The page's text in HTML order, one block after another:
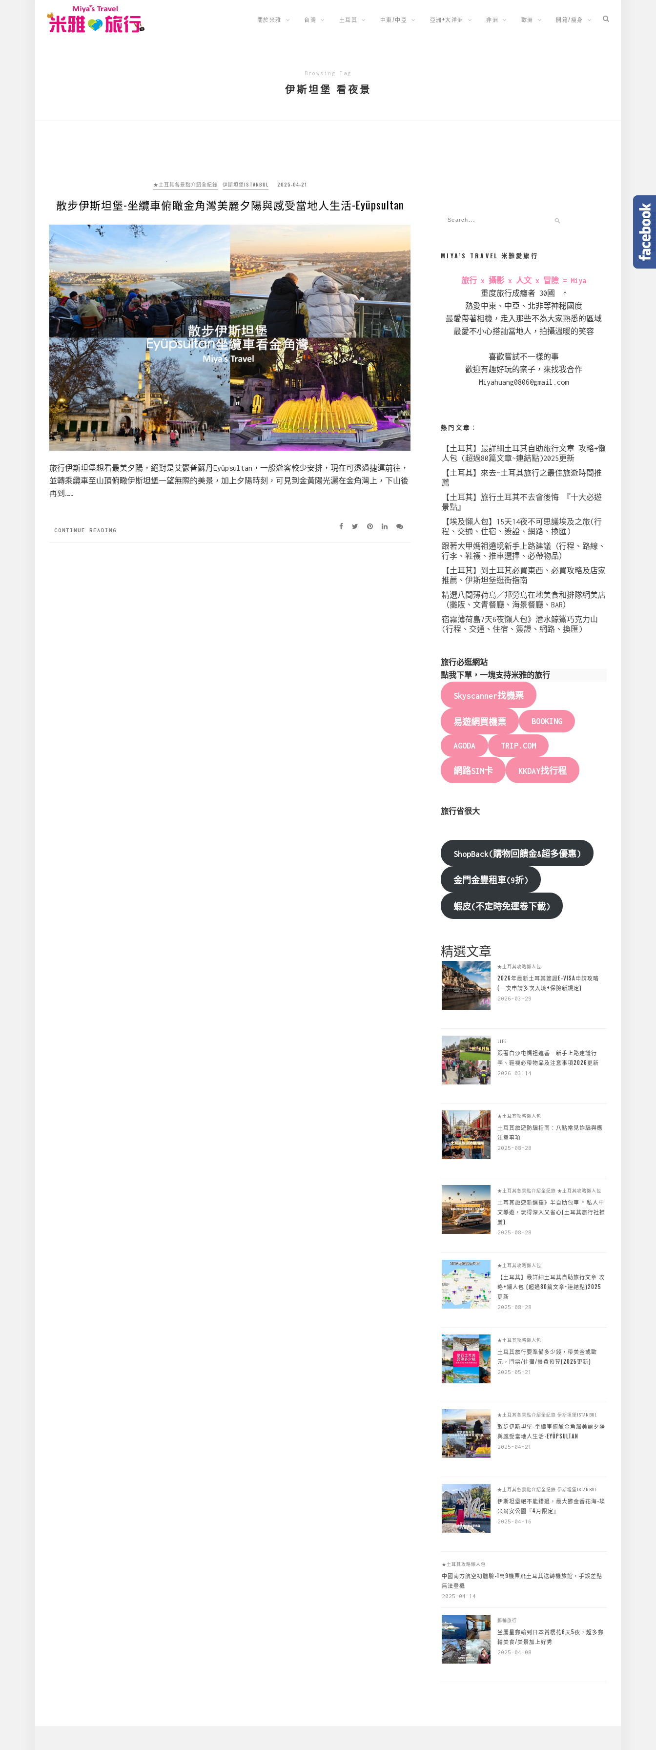
關於米雅 台灣 土耳其 中東/中亞 亞洲+大洋洲 非洲 歐洲 開箱/瘦身
Browsing Tag
伊斯坦堡 看夜景
★土耳其各景點介紹全紀錄 伊斯坦堡ISTANBUL 2025-04-21
散步伊斯坦堡-坐纜車俯瞰金角灣美麗夕陽與感受當地人生活-Eyüpsultan
旅行伊斯坦堡想看最美夕陽，絕對是艾鬱普蘇丹Eyüpsultan，一般遊客較少安排，現在可透過捷運前往，
並轉乘纜車至山頂俯瞰伊斯坦堡一望無際的美景，加上夕陽時刻，可見到金黃陽光灑在金角灣上，下山後
再到……
CONTINUE READING
MIYA’S TRAVEL 米雅愛旅行
旅行 x 攝影 x 人文 x 冒險 = Miya
重度旅行成癮者 30國 ↑
熱愛中東、中亞、北非等神秘國度
最愛帶著相機，走入那些不為大家熟悉的區域
最愛不小心搭訕當地人，拍攝溫暖的笑容
喜歡嘗試不一樣的事
歡迎有趣好玩的案子，來找我合作
Miyahuang0806@gmail.com
熱門文章︰
【土耳其】最詳細土耳其自助旅行文章 攻略+懶
人包 (超過80篇文章~連結點)2025更新
【土耳其】來去~土耳其旅行之最佳旅遊時間推
薦
【土耳其】旅行土耳其不去會後悔 『十大必遊
景點』
【埃及懶人包】15天14夜不可思議埃及之旅(行
程、交通、住宿、簽證、網路、換匯)
跟著大甲媽祖遶境新手上路建議（行程、路線、
行李、鞋襪、推車選擇、必帶物品）
【土耳其】到土耳其必買東西、必買攻略及店家
推薦、伊斯坦堡逛街指南
精選八間薄荷島／邦勞島在地美食和排隊網美店
（攤販、文青餐廳、海景餐廳、BAR）
宿霧薄荷島7天6夜懶人包》潛水鯨鯊巧克力山
(行程、交通、住宿、簽證、網路、換匯)
旅行必逛網站
點我下單，一塊支持米雅的旅行
Skyscanner找機票
易遊網買機票 BOOKING
AGODA TRIP.COM
網路SIM卡 KKDAY找行程
旅行省很大
ShopBack(購物回饋金&超多優惠)
金門金豐租車(9折)
蝦皮(不定時免運卷下載)
精選文章
★土耳其攻略懶人包
2026年最新土耳其簽證E-VISA申請攻略
(一次申請多次入境+保險新規定)
2026-03-29
LIFE
跟著白沙屯媽祖進香－新手上路建議行
李、鞋襪必帶物品及注意事項2026更新
2026-03-14
★土耳其攻略懶人包
土耳其旅遊防騙指南：八點常見詐騙與應
注意事項
2025-08-28
★土耳其各景點介紹全紀錄 ★土耳其攻略懶人包
土耳其旅遊新選擇》半自助包車 + 私人中
文導遊，玩得深入又省心(土耳其旅行社推
薦)
2025-08-28
★土耳其攻略懶人包
【土耳其】最詳細土耳其自助旅行文章 攻
略+懶人包 (超過80篇文章~連結點)2025
更新
2025-08-28
★土耳其攻略懶人包
土耳其旅行要準備多少錢，帶美金或歐
元，門票/住宿/餐費預算(2025更新)
2025-05-21
★土耳其各景點介紹全紀錄 伊斯坦堡ISTANBUL
散步伊斯坦堡-坐纜車俯瞰金角灣美麗夕陽
與感受當地人生活-EYÜPSULTAN
2025-04-21
★土耳其各景點介紹全紀錄 伊斯坦堡ISTANBUL
伊斯坦堡絕不能錯過，最大鬱金香花海-埃
米爾安公園『4月限定』
2025-04-16
★土耳其攻略懶人包
中國南方航空初體驗-1萬9機票飛土耳其送轉機旅館，手誤差點
無法登機
2025-04-14
郵輪旅行
坐麗星郵輪到日本賞櫻花6天5夜，超多郵
輪美食/美景加上好秀
2025-04-08